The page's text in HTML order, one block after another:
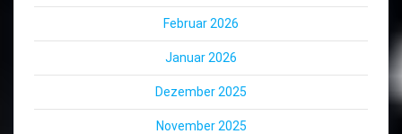
Februar 2026
Januar 2026
Dezember 2025
November 2025